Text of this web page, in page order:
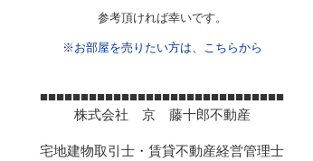
参考頂ければ幸いです。
※お部屋を売りたい方は、こちらから
■■■■■■■■■■■■■■■■■■■■■■■■■■■■■■
株式会社 京 藤十郎不動産
宅地建物取引士・賃貸不動産経営管理士